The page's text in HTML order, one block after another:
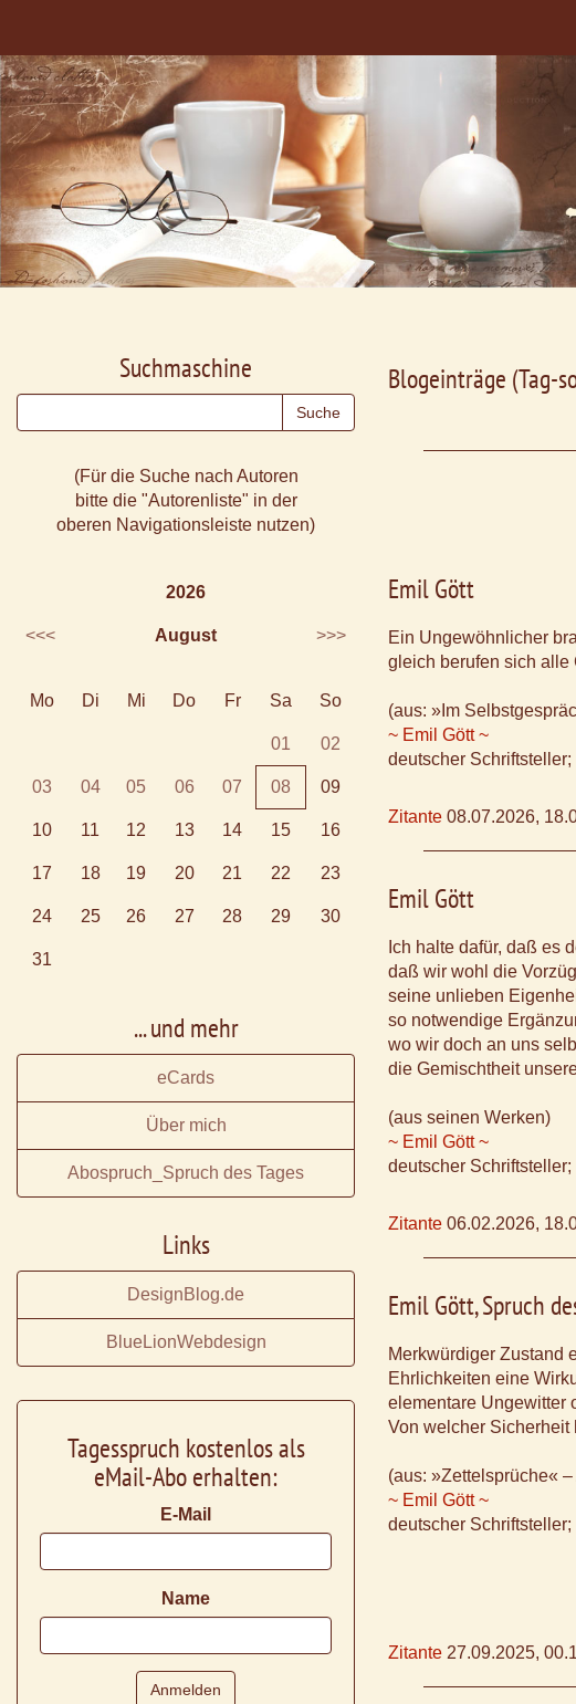
Blogeinträge (Tag-
Emil Gött
Ein Ungewöhnlicher
gleich berufen sich alle
(aus: »Im
~ Emil Gött ~
deutscher
Zitante 08.07.2026,
Emil Gött
Ich halte dafür, daß es
daß wir wohl die
seine unlieben
so notwendige
wo wir doch an uns
die Gemischtheit
(aus seinen Werken)
~ Emil Gött ~
deutscher
Zitante 06.02.2026,
Emil Gött, Spruch
Merkwürdiger Zustand
Ehrlichkeiten eine
elementare Ungewitter
Von welcher Sicherheit
(aus: »Zettelsprüche«
~ Emil Gött ~
deutscher
Zitante 27.09.2025,
Suchmaschine
(Für die Suche nach Autoren
bitte die "Autorenliste" in der
oberen Navigationsleiste nutzen)
2026
<<< August >>>
Mo Di Mi Do Fr Sa So
01 02
03 04 05 06 07 08 09
10 11 12 13 14 15 16
17 18 19 20 21 22 23
24 25 26 27 28 29 30
31
... und mehr
eCards
Über mich
Abospruch_Spruch des Tages
Links
DesignBlog.de
BlueLionWebdesign
Tagesspruch kostenlos als
eMail-Abo erhalten:
E-Mail
Name